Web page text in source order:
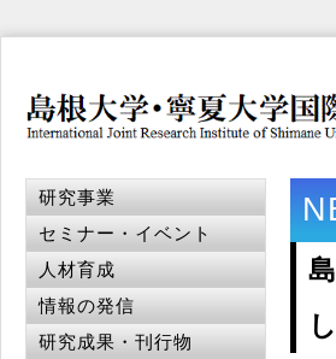
研究事業
セミナー・イベント
人材育成
情報の発信
研究成果・刊行物